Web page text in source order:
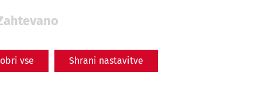
vse Shrani nastavitve